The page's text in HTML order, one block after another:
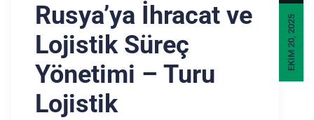
EKIM 20, 2025
Rusya’ya İhracat ve
Lojistik Süreç
Yönetimi – Turu
Lojistik